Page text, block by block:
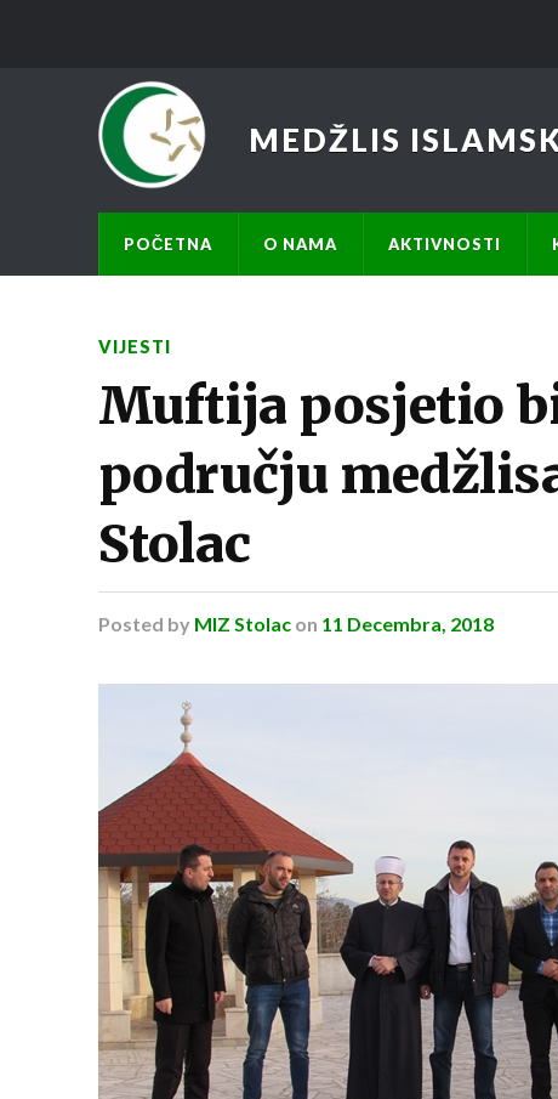
MEDŽLIS
POČETNA O NAMA AKTIVNOSTI
VIJESTI
Muftija posjetio
području
Stolac
Posted by MIZ Stolac on 11 Decembra, 2018